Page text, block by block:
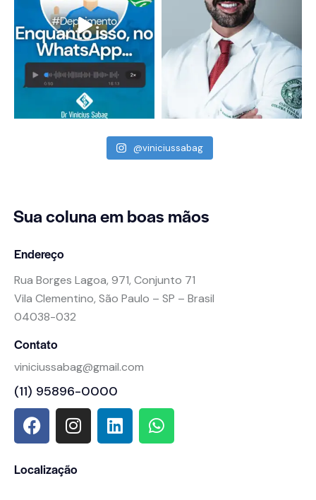
@viniciussabag
Sua colunaem boas mãos
Endereço
Rua Borges Lagoa, 971, Conjunto 71
Vila Clementino, São Paulo – SP – Brasil
04038-032
Contato
viniciussabag@gmail.com
(11) 95896-0000
Localização